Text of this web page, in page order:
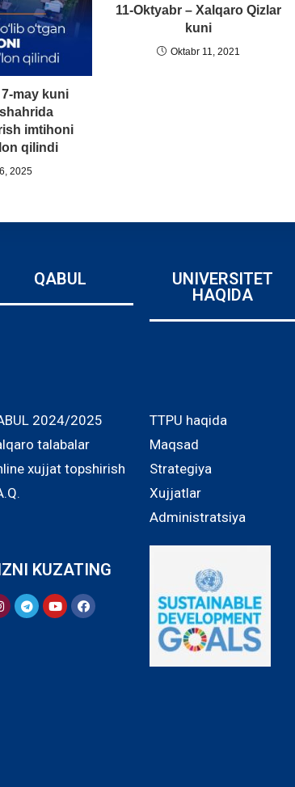
may kuni
imtihoni
qilindi
2025
11-Oktyabr – Xalqaro Qizlar
kuni
Oktabr 11, 2021
QABUL
UNIVERSITET
HAQIDA
2024/2025
talabalar
xujjat topshirish
KUZATING
TTPU haqida
Maqsad
Strategiya
Xujjatlar
Administratsiya